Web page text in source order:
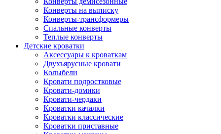
Конверты на выписку
Конверты-трансформеры
Спальные конверты
Теплые конверты
Детские кроватки
Аксессуары к кроваткам
Двухъярусные кровати
Колыбели
Кровати подростковые
Кровати-домики
Кровати-чердаки
Кроватки качалки
Кроватки классические
Кроватки приставные